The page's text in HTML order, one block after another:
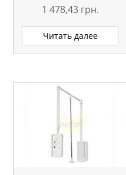
1 478,43 грн.
Читать далее